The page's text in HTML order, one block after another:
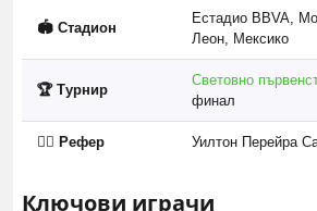
🏟️ Стадион
Естадио BBVA,
Леон, Мексико
🏆 Турнир
Световно
финал
🧑‍⚖️ Рефер Уилтон Перейра
Ключови играчи